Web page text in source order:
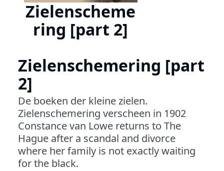
Zielenscheme
ring [part 2]
Zielenschemering [part
2]
De boeken der kleine zielen.
Zielenschemering verscheen in 1902
Constance van Lowe returns to The
Hague after a scandal and divorce
where her family is not exactly waiting
for the black.